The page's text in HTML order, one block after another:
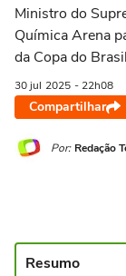
Ministro do
Química Arena
da Copa do Brasil
30 jul 2025 - 22h08
Compartilhar
Por: Redação
Resumo